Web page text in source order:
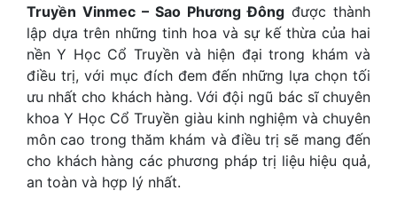
Truyền Vinmec – Sao Phương Đông được thành
lập dựa trên những tinh hoa và sự kế thừa của hai
nền Y Học Cổ Truyền và hiện đại trong khám và
điều trị, với mục đích đem đến những lựa chọn tối
ưu nhất cho khách hàng. Với đội ngũ bác sĩ chuyên
khoa Y Học Cổ Truyền giàu kinh nghiệm và chuyên
môn cao trong thăm khám và điều trị sẽ mang đến
cho khách hàng các phương pháp trị liệu hiệu quả,
an toàn và hợp lý nhất.